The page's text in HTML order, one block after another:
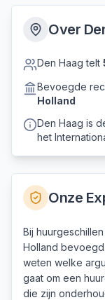
Over
Den Haag telt
Bevoegde
Holland
Den Haag is
het
Onze
Bij
Holland
weten welke
gaat om een
die zijn